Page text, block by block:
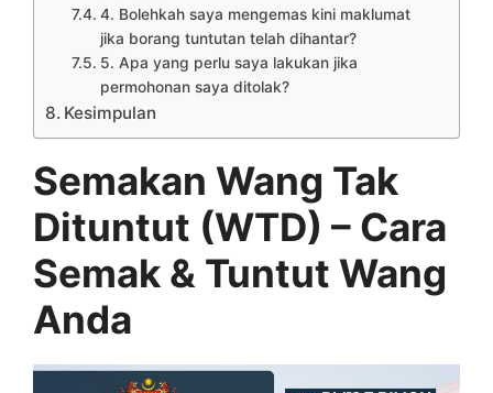
4. Bolehkah saya mengemas kini maklumat
jika borang tuntutan telah dihantar?
5. Apa yang perlu saya lakukan jika
permohonan saya ditolak?
Kesimpulan
Semakan Wang Tak
Dituntut (WTD) – Cara
Semak & Tuntut Wang
Anda